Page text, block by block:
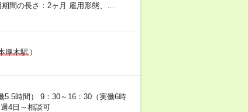
間の長さ：2ヶ月 雇用形態、…
厚木駅）
時間） 9：30～16：30（実働6時
4日～相談可